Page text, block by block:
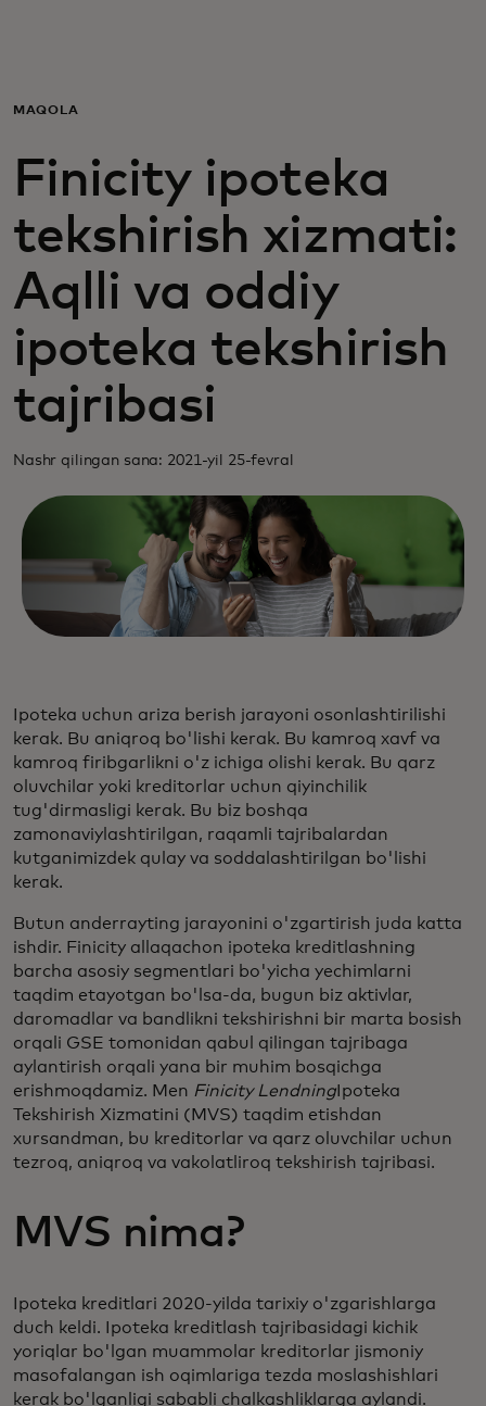
Biznes uchun
Butun dunyo uchun
Innovatorlar uchun
Yangiliklar va trendlar
MAQOLA
Finicity ipoteka
tekshirish xizmati:
Aqlli va oddiy
ipoteka tekshirish
tajribasi
Nashr qilingan sana: 2021-yil 25-fevral
Ipoteka uchun ariza berish jarayoni osonlashtirilishi
kerak. Bu aniqroq bo'lishi kerak. Bu kamroq xavf va
kamroq firibgarlikni o'z ichiga olishi kerak. Bu qarz
oluvchilar yoki kreditorlar uchun qiyinchilik
tug'dirmasligi kerak. Bu biz boshqa
zamonaviylashtirilgan, raqamli tajribalardan
kutganimizdek qulay va soddalashtirilgan bo'lishi
kerak.
Butun anderrayting jarayonini o'zgartirish juda katta
ishdir. Finicity allaqachon ipoteka kreditlashning
barcha asosiy segmentlari bo'yicha yechimlarni
taqdim etayotgan bo'lsa-da, bugun biz aktivlar,
daromadlar va bandlikni tekshirishni bir marta bosish
orqali GSE tomonidan qabul qilingan tajribaga
aylantirish orqali yana bir muhim bosqichga
erishmoqdamiz. Men Finicity Lendning Ipoteka
Tekshirish Xizmatini (MVS) taqdim etishdan
xursandman, bu kreditorlar va qarz oluvchilar uchun
tezroq, aniqroq va vakolatliroq tekshirish tajribasi.
MVS nima?
Ipoteka kreditlari 2020-yilda tarixiy o'zgarishlarga
duch keldi. Ipoteka kreditlash tajribasidagi kichik
yoriqlar bo'lgan muammolar kreditorlar jismoniy
masofalangan ish oqimlariga tezda moslashishlari
kerak bo'lganligi sababli chalkashliklarga aylandi.